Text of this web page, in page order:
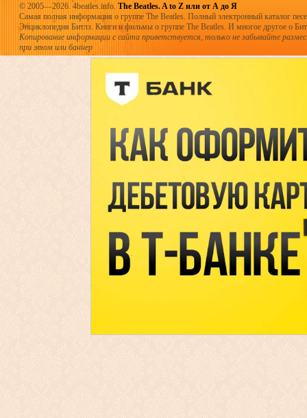
© 2005—2026. 4beatles.info. The Beatles. A to Z или от А до Я
Самая полная информация о группе The Beatles. Полный электронный каталог
Энциклопедия Битлз. Книги и фильмы о группе The Beatles. И многое другое о
Копирование информации с сайта приветствуется, только не забывайте
при этом или баннер